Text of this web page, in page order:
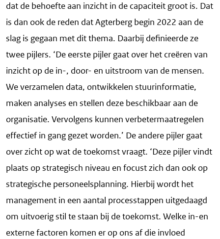
dat de behoefte aan inzicht in de capaciteit groot is. Dat
is dan ook de reden dat Agterberg begin 2022 aan de
slag is gegaan met dit thema. Daarbij definieerde ze
twee pijlers. ‘De eerste pijler gaat over het creëren van
inzicht op de in-, door- en uitstroom van de mensen.
We verzamelen data, ontwikkelen stuurinformatie,
maken analyses en stellen deze beschikbaar aan de
organisatie. Vervolgens kunnen verbetermaatregelen
effectief in gang gezet worden.’ De andere pijler gaat
over zicht op wat de toekomst vraagt. ‘Deze pijler vindt
plaats op strategisch niveau en focust zich dan ook op
strategische personeelsplanning. Hierbij wordt het
management in een aantal processtappen uitgedaagd
om uitvoerig stil te staan bij de toekomst. Welke in-en
externe factoren komen er op ons af die invloed